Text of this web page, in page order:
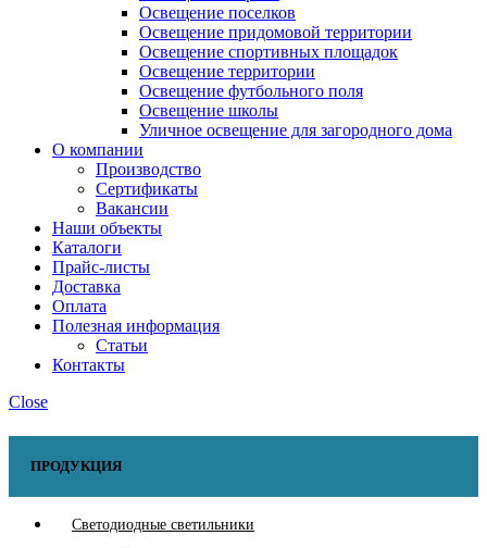
Освещение поселков
Освещение придомовой территории
Освещение спортивных площадок
Освещение территории
Освещение футбольного поля
Освещение школы
Уличное освещение для загородного дома
О компании
Производство
Сертификаты
Вакансии
Наши объекты
Каталоги
Прайс-листы
Доставка
Оплата
Полезная информация
Статьи
Контакты
Close
ПРОДУКЦИЯ
Светодиодные светильники